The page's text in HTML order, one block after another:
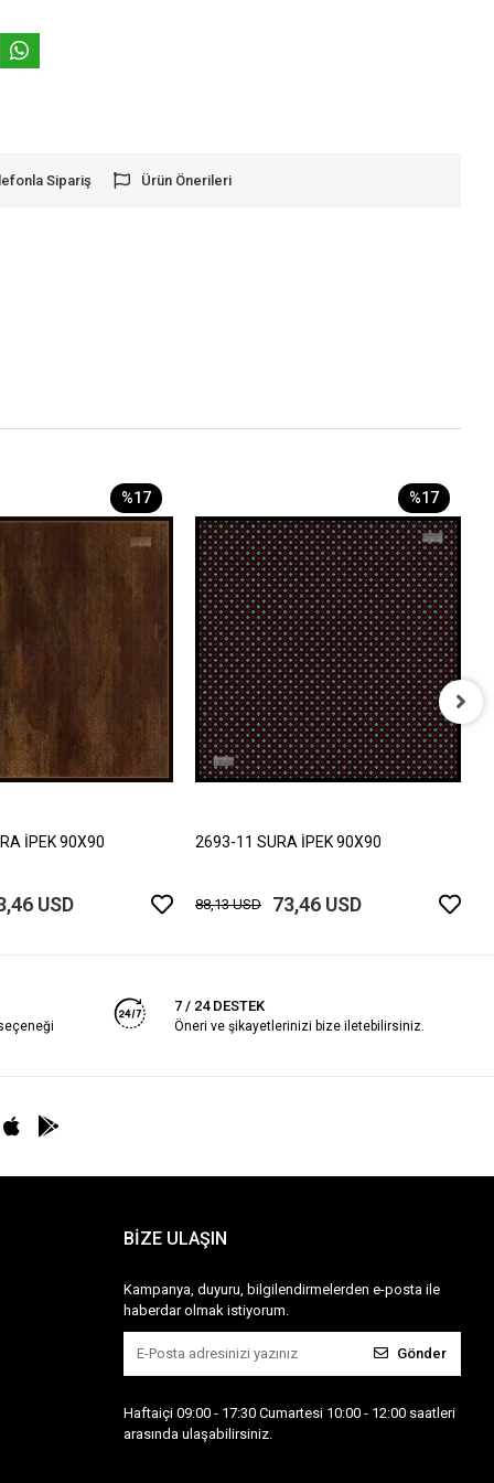
Sipariş Ürün Önerileri
%17
İPEK 90X90
USD
%17
2693-11 SURA İPEK 90X90
88,13 USD 73,46 USD
7 / 24 DESTEK
Öneri ve şikayetlerinizi bize iletebilirsiniz.
BİZE ULAŞIN
Kampanya, duyuru, bilgilendirmelerden e-posta ile
haberdar olmak istiyorum.
Gönder
Haftaiçi 09:00 - 17:30 Cumartesi 10:00 - 12:00 saatleri
arasında ulaşabilirsiniz.